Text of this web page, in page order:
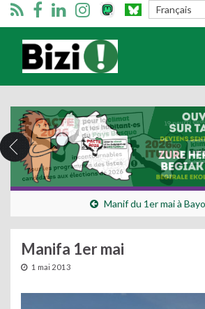
Français
Bizimugi
Manif du 1er mai à
Manifa 1er mai
1 mai 2013